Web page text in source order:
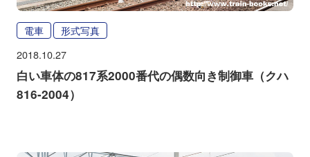
電車 形式写真
2018.10.27
白い車体の817系2000番代の偶数向き制御車（クハ
816-2004）